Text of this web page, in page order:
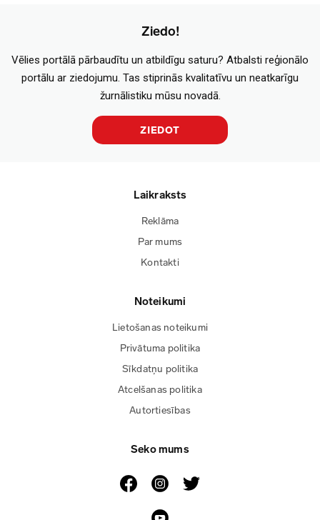
Ziedo!
Vēlies portālā pārbaudītu un atbildīgu saturu? Atbalsti reģionālo
portālu ar ziedojumu. Tas stiprinās kvalitatīvu un neatkarīgu
žurnālistiku mūsu novadā.
ZIEDOT
Laikraksts
Reklāma
Par mums
Kontakti
Noteikumi
Lietošanas noteikumi
Privātuma politika
Sīkdatņu politika
Atcelšanas politika
Autortiesības
Seko mums